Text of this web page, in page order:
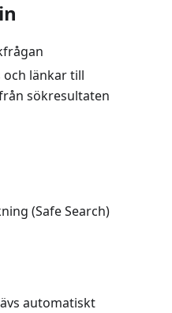
och länkar till
sökresultaten
(Safe Search)
automatiskt